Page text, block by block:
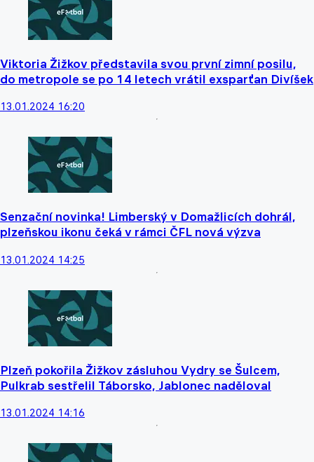
Viktoria Žižkov představila svou první zimní posilu,
do metropole se po 14 letech vrátil exsparťan Divíšek
13.01.2024 16:20
Senzační novinka! Limberský v Domažlicích dohrál,
plzeňskou ikonu čeká v rámci ČFL nová výzva
13.01.2024 14:25
Plzeň pokořila Žižkov zásluhou Vydry se Šulcem,
Pulkrab sestřelil Táborsko, Jablonec naděloval
13.01.2024 14:16